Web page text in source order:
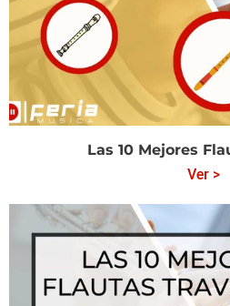
Las 10 Mejores
Ver >